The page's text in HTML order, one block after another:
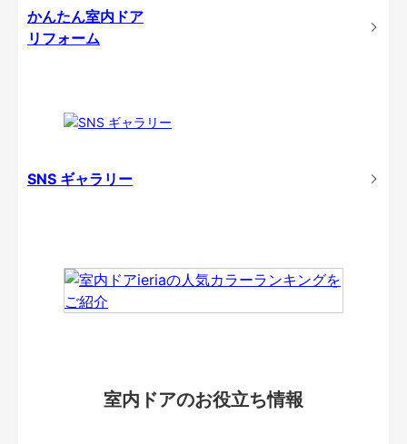
かんたん室内ドア
リフォーム
SNS ギャラリー
室内ドアのお役立ち情報